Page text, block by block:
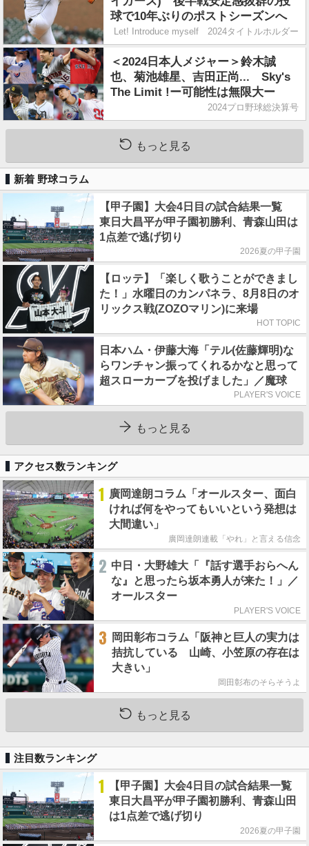
球で10年ぶりのポストシーズンへ
Let! Introduce myself 2024タイトルホルダー
＜2024日本人メジャー＞鈴木誠
也、菊池雄星、吉田正尚... Sky's
The Limit !ー可能性は無限大ー
2024プロ野球総決算号
もっと見る
新着 野球コラム
【甲子園】大会4日目の試合結果一覧
東日大昌平が甲子園初勝利、青森山田は
1点差で逃げ切り
2026夏の甲子園
【ロッテ】「楽しく歌うことができまし
た！」水曜日のカンパネラ、8月8日のオ
リックス戦(ZOZOマリン)に来場
HOT TOPIC
日本ハム・伊藤大海「テル(佐藤輝明)な
らワンチャン振ってくれるかなと思って
超スローカーブを投げました」／魔球
PLAYER'S VOICE
もっと見る
アクセス数ランキング
1 廣岡達朗コラム「オールスター、面白
ければ何をやってもいいという発想は
大間違い」
廣岡達朗連載「やれ」と言える信念
2 中日・大野雄大「『話す選手おらへん
な』と思ったら坂本勇人が来た！」／
オールスター
PLAYER'S VOICE
3
岡田彰布コラム「阪神と巨人の実力は
拮抗している 山崎、小笠原の存在は
大きい」
岡田彰布のそらそうよ
もっと見る
注目数ランキング
1
【甲子園】大会4日目の試合結果一覧
東日大昌平が甲子園初勝利、青森山田
は1点差で逃げ切り
2026夏の甲子園